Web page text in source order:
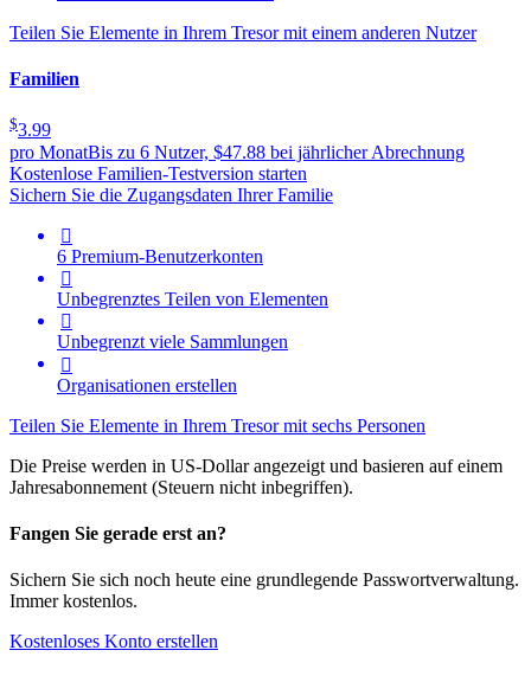
Teilen Sie Elemente in Ihrem Tresor mit einem anderen Nutzer
Familien
$3.99
pro MonatBis zu 6 Nutzer, $47.88 bei jährlicher Abrechnung
Kostenlose Familien-Testversion starten
Sichern Sie die Zugangsdaten Ihrer Familie

6 Premium-Benutzerkonten

Unbegrenztes Teilen von Elementen

Unbegrenzt viele Sammlungen

Organisationen erstellen
Teilen Sie Elemente in Ihrem Tresor mit sechs Personen
Die Preise werden in US-Dollar angezeigt und basieren auf einem
Jahresabonnement (Steuern nicht inbegriffen).
Fangen Sie gerade erst an?
Sichern Sie sich noch heute eine grundlegende Passwortverwaltung.
Immer kostenlos.
Kostenloses Konto erstellen